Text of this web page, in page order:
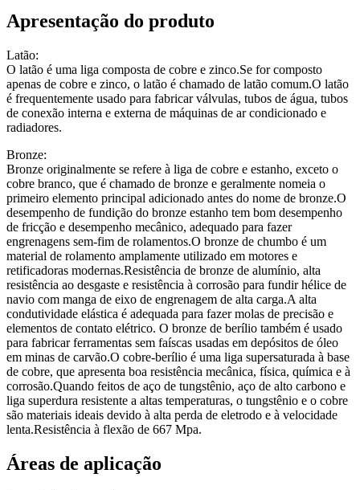
Apresentação do produto
Latão:
O latão é uma liga composta de cobre e zinco.Se for composto
apenas de cobre e zinco, o latão é chamado de latão comum.O latão
é frequentemente usado para fabricar válvulas, tubos de água, tubos
de conexão interna e externa de máquinas de ar condicionado e
radiadores.
Bronze:
Bronze originalmente se refere à liga de cobre e estanho, exceto o
cobre branco, que é chamado de bronze e geralmente nomeia o
primeiro elemento principal adicionado antes do nome de bronze.O
desempenho de fundição do bronze estanho tem bom desempenho
de fricção e desempenho mecânico, adequado para fazer
engrenagens sem-fim de rolamentos.O bronze de chumbo é um
material de rolamento amplamente utilizado em motores e
retificadoras modernas.Resistência de bronze de alumínio, alta
resistência ao desgaste e resistência à corrosão para fundir hélice de
navio com manga de eixo de engrenagem de alta carga.A alta
condutividade elástica é adequada para fazer molas de precisão e
elementos de contato elétrico. O bronze de berílio também é usado
para fabricar ferramentas sem faíscas usadas em depósitos de óleo
em minas de carvão.O cobre-berílio é uma liga supersaturada à base
de cobre, que apresenta boa resistência mecânica, física, química e à
corrosão.Quando feitos de aço de tungstênio, aço de alto carbono e
liga superdura resistente a altas temperaturas, o tungstênio e o cobre
são materiais ideais devido à alta perda de eletrodo e à velocidade
lenta.Resistência à flexão de 667 Mpa.
Áreas de aplicação